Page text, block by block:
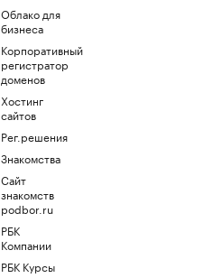
Облако для
бизнеса
Корпоративный
регистратор
доменов
Хостинг
сайтов
Рег.решения
Знакомства
Сайт
знакомств
podbor.ru
РБК
Компании
РБК Курсы